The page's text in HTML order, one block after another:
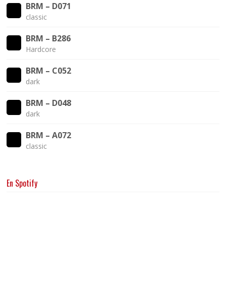
BRM – D071
classic
BRM – B286
Hardcore
BRM – C052
dark
BRM – D048
dark
BRM – A072
classic
En Spotify